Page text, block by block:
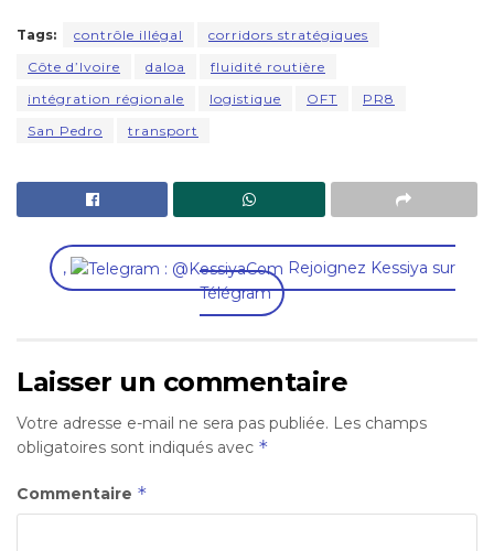
Tags: contrôle illégal
corridors stratégiques
Côte d’Ivoire
daloa
fluidité routière
intégration régionale
logistique OFT
PR8
San Pedro
transport
,
Rejoignez Kessiya sur
Télégram
Laisser un commentaire
Votre adresse e-mail ne sera pas publiée. Les champs
obligatoires sont indiqués avec *
Commentaire *